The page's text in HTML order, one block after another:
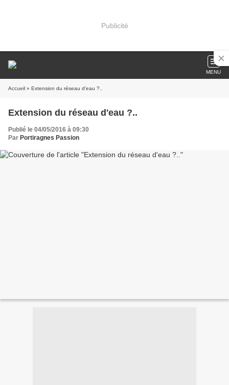
Publicité
MENU
Accueil » Extension du réseau d'eau ?..
Extension du réseau d'eau ?..
Publié le 04/05/2016 à 09:30
Par Portiragnes Passion